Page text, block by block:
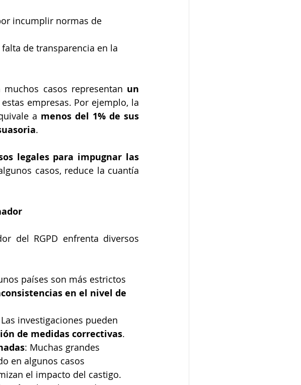
incumplir normas de
falta de transparencia en la
casos representan un
empresas. Por ejemplo, la
a menos del 1% de sus
.
legales para impugnar las
casos, reduce la cuantía
países son más estrictos
en el nivel de
investigaciones pueden
de medidas correctivas.
: Muchas grandes
en algunos casos
el impacto del castigo.